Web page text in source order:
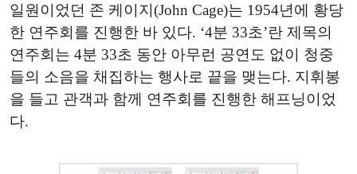
일원이었던 존 케이지(John Cage)는 1954년에 황당
한 연주회를 진행한 바 있다. ‘4분 33초’란 제목의
연주회는 4분 33초 동안 아무런 공연도 없이 청중
들의 소음을 채집하는 행사로 끝을 맺는다. 지휘봉
을 들고 관객과 함께 연주회를 진행한 해프닝이었
다.